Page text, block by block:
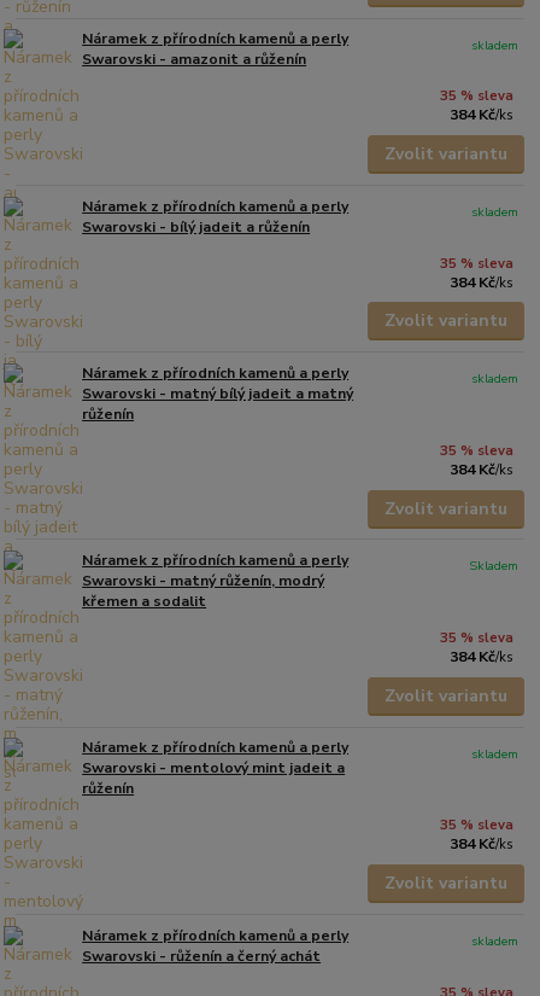
Náramek z přírodních kamenů a perly
Swarovski - amazonit a růženín
35 % sleva
384 Kč/ks
skladem
Zvolit variantu
Náramek z přírodních kamenů a perly
Swarovski - bílý jadeit a růženín
35 % sleva
384 Kč/ks
skladem
Zvolit variantu
Náramek z přírodních kamenů a perly
Swarovski - matný bílý jadeit a matný
růženín
35 % sleva
384 Kč/ks
skladem
Zvolit variantu
Náramek z přírodních kamenů a perly
Swarovski - matný růženín, modrý
křemen a sodalit
35 % sleva
384 Kč/ks
Skladem
Zvolit variantu
Náramek z přírodních kamenů a perly
Swarovski - mentolový mint jadeit a
růženín
35 % sleva
384 Kč/ks
skladem
Zvolit variantu
Náramek z přírodních kamenů a perly
Swarovski - růženín a černý achát
skladem